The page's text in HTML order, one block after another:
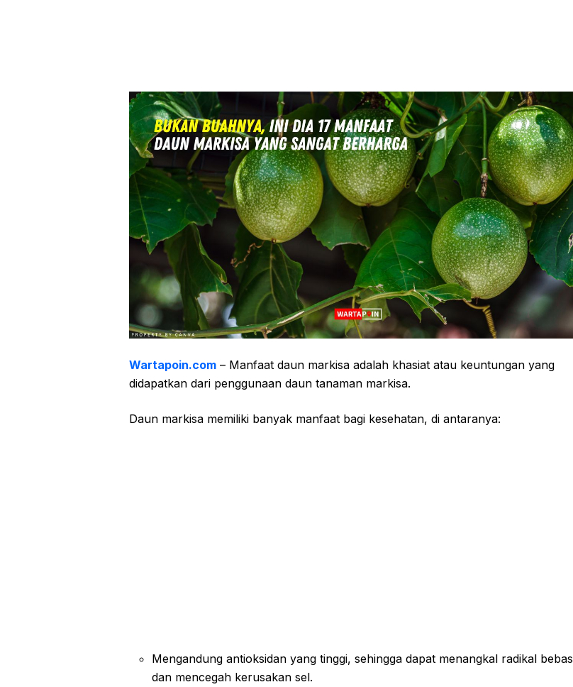
Wartapoin.com – Manfaat daun markisa adalah khasiat atau keuntungan yang
didapatkan dari penggunaan daun tanaman markisa.
Daun markisa memiliki banyak manfaat bagi kesehatan, di antaranya:
Mengandung antioksidan yang tinggi, sehingga dapat menangkal radikal bebas
dan mencegah kerusakan sel.